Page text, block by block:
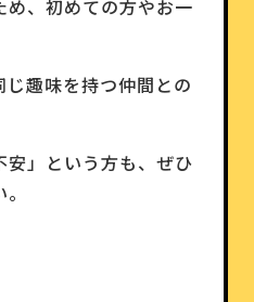
、初めての方やお一
趣味を持つ仲間との
安」という方も、ぜひ